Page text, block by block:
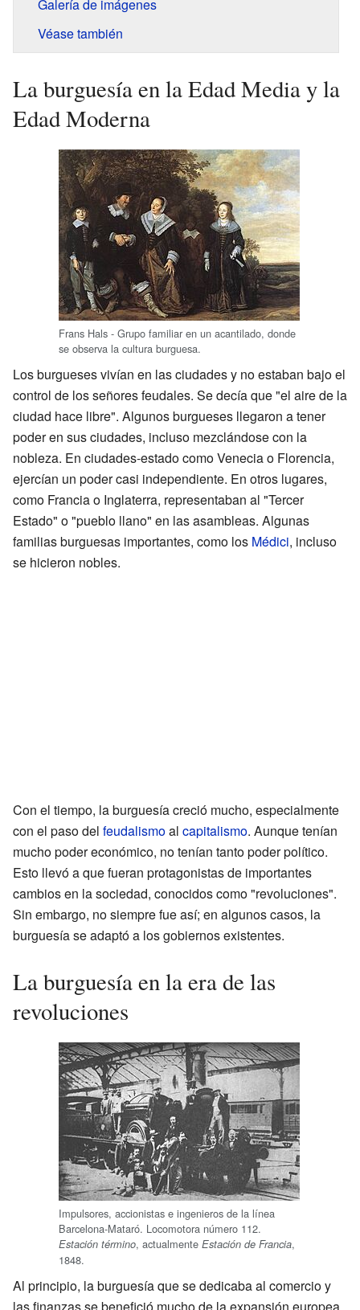
Galería de imágenes
Véase también
La burguesía en la Edad Media y la
Edad Moderna
Frans Hals - Grupo familiar en un acantilado, donde
se observa la cultura burguesa.
Los burgueses vivían en las ciudades y no estaban bajo el
control de los señores feudales. Se decía que "el aire de la
ciudad hace libre". Algunos burgueses llegaron a tener
poder en sus ciudades, incluso mezclándose con la
nobleza. En ciudades-estado como Venecia o Florencia,
ejercían un poder casi independiente. En otros lugares,
como Francia o Inglaterra, representaban al "Tercer
Estado" o "pueblo llano" en las asambleas. Algunas
familias burguesas importantes, como los Médici, incluso
se hicieron nobles.
Con el tiempo, la burguesía creció mucho, especialmente
con el paso del feudalismoal capitalismo. Aunque tenían
mucho poder económico, no tenían tanto poder político.
Esto llevó a que fueran protagonistas de importantes
cambios en la sociedad, conocidos como "revoluciones".
Sin embargo, no siempre fue así; en algunos casos, la
burguesía se adaptó a los gobiernos existentes.
La burguesía en la era de las
revoluciones
Impulsores, accionistas e ingenieros de la línea
Barcelona-Mataró. Locomotora número 112.
Estación término, actualmente Estación de Francia,
1848.
Al principio, la burguesía que se dedicaba al comercio y
las finanzas se benefició mucho de la expansión europea